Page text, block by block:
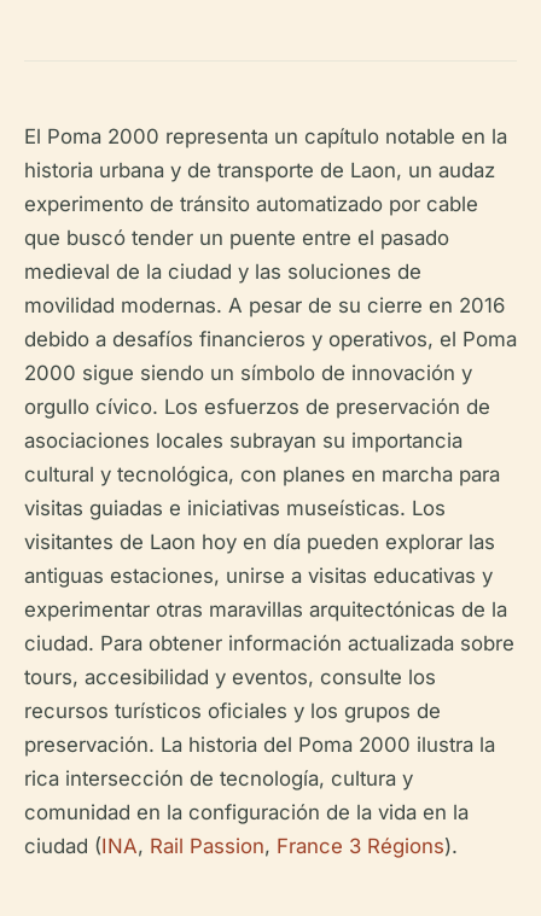
El Poma 2000 representa un capítulo notable en la
historia urbana y de transporte de Laon, un audaz
experimento de tránsito automatizado por cable
que buscó tender un puente entre el pasado
medieval de la ciudad y las soluciones de
movilidad modernas. A pesar de su cierre en 2016
debido a desafíos financieros y operativos, el Poma
2000 sigue siendo un símbolo de innovación y
orgullo cívico. Los esfuerzos de preservación de
asociaciones locales subrayan su importancia
cultural y tecnológica, con planes en marcha para
visitas guiadas e iniciativas museísticas. Los
visitantes de Laon hoy en día pueden explorar las
antiguas estaciones, unirse a visitas educativas y
experimentar otras maravillas arquitectónicas de la
ciudad. Para obtener información actualizada sobre
tours, accesibilidad y eventos, consulte los
recursos turísticos oficiales y los grupos de
preservación. La historia del Poma 2000 ilustra la
rica intersección de tecnología, cultura y
comunidad en la configuración de la vida en la
ciudad (INA, Rail Passion, France 3 Régions).